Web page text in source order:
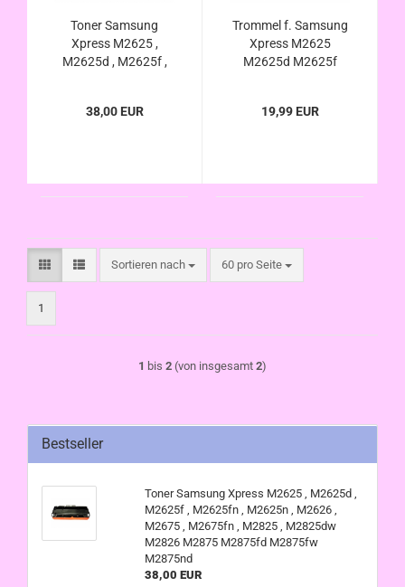
Toner Samsung
Xpress M2625 ,
M2625d , M2625f ,
M2675fn , M2825 ,
38,00 EUR
Trommel f. Samsung
Xpress M2625
M2625d M2625f
M2675fn M2825
19,99 EUR
Sortieren nach
Sortieren nach 60 pro Seite
pro Seite
1
1 bis 2 (von insgesamt 2)
Bestseller
Toner Samsung Xpress M2625 , M2625d ,
M2625f , M2625fn , M2625n , M2626 ,
M2675 , M2675fn , M2825 , M2825dw
M2826 M2875 M2875fd M2875fw
M2875nd
38,00 EUR